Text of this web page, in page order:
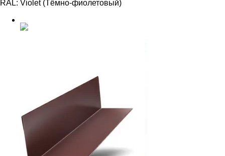
RAL: Violet (Тёмно-фиолетовый)